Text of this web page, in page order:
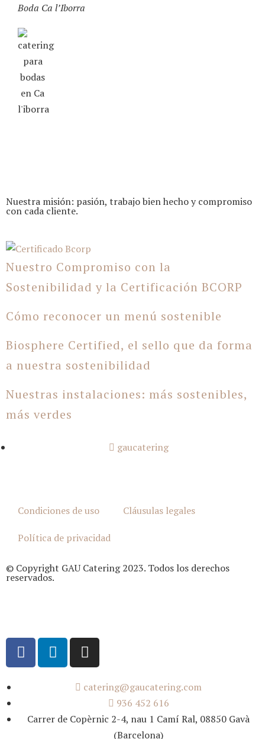
Boda Ca l’Iborra
Nuestra misión: pasión, trabajo bien hecho y compromiso
con cada cliente.
Nuestro Compromiso con la
Sostenibilidad y la Certificación BCORP
Cómo reconocer un menú sostenible
Biosphere Certified, el sello que da forma
a nuestra sostenibilidad
Nuestras instalaciones: más sostenibles,
más verdes
gaucatering
Condiciones de uso Cláusulas legales
Política de privacidad
© Copyright GAU Catering 2023. Todos los derechos
reservados.
catering@gaucatering.com
936 452 616
Carrer de Copèrnic 2-4, nau 1 Camí Ral, 08850 Gavà
(Barcelona)